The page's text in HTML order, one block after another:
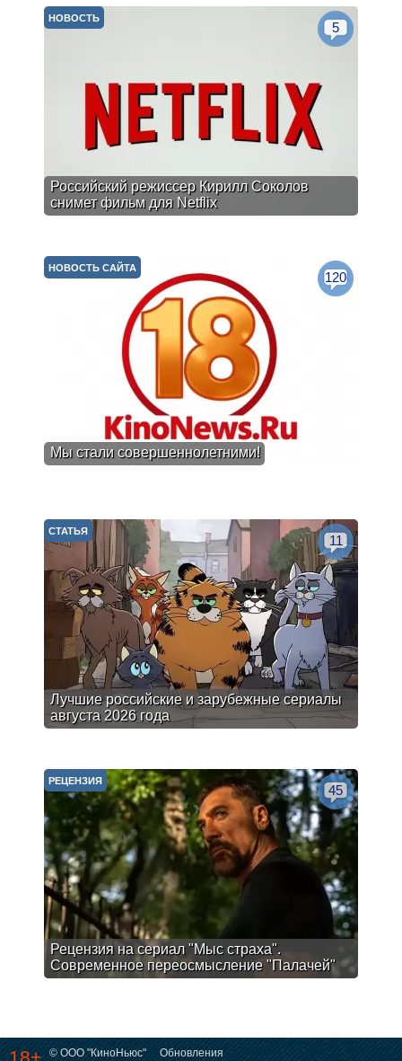
Российский режиссер Кирилл Соколов
снимет фильм для Netflix
НОВОСТЬ
5
Мы стали совершеннолетними!
НОВОСТЬ САЙТА
120
Лучшие российские и зарубежные сериалы
августа 2026 года
СТАТЬЯ
11
Рецензия на сериал "Мыс страха".
Современное переосмысление "Палачей"
РЕЦЕНЗИЯ
45
© ООО "КиноНьюс"
Обновления